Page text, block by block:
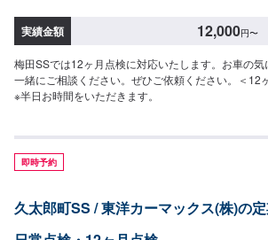
実績金額 12,000円〜
梅田SSでは12ヶ月点検に対応いたします。お車の
一緒にご相談ください。ぜひご依頼ください。＜12
※半日お時間をいただきます。
即時予約
久太郎町SS / 東洋カーマックス(株)の定